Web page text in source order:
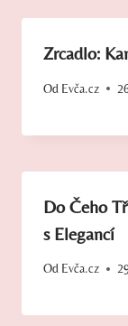
Zrcadlo:
Od Evča.cz
Do Čeho
s Elegancí
Od Evča.cz